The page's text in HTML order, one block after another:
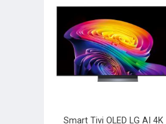
Smart Tivi OLED LG AI 4K